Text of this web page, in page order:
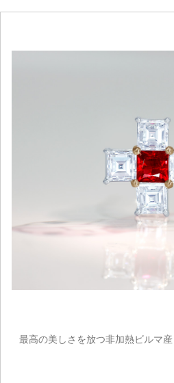
最高の美しさを放つ非加熱ビルマ産